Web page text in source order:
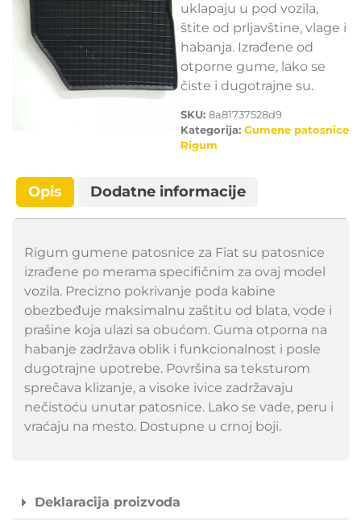
uklapaju u pod vozila,
štite od prljavštine, vlage i
habanja. Izrađene od
otporne gume, lako se
čiste i dugotrajne su.
SKU: 8a81737528d9
Kategorija: Gumene patosnice
Rigum
Opis Dodatne informacije
Rigum gumene patosnice za Fiat su patosnice
izrađene po merama specifičnim za ovaj model
vozila. Precizno pokrivanje poda kabine
obezbeđuje maksimalnu zaštitu od blata, vode i
prašine koja ulazi sa obućom. Guma otporna na
habanje zadržava oblik i funkcionalnost i posle
dugotrajne upotrebe. Površina sa teksturom
sprečava klizanje, a visoke ivice zadržavaju
nečistoću unutar patosnice. Lako se vade, peru i
vraćaju na mesto. Dostupne u crnoj boji.
Deklaracija proizvoda